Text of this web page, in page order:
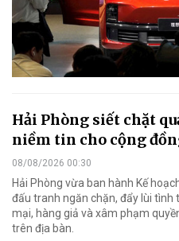
Hải Phòng siết chặt
niềm tin cho cộng
08/08/2026 00:30
Hải Phòng vừa ban hành Kế
đấu tranh ngăn chặn, đẩy lùi
mại, hàng giả và xâm phạm
trên địa bàn.